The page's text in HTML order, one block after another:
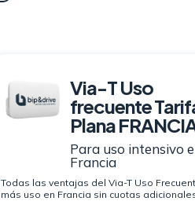
Via-T Uso
frecuente
Plana
Para uso intensivo
Francia
Todas las ventajas del Via-T Uso
más uso en Francia sin cuotas